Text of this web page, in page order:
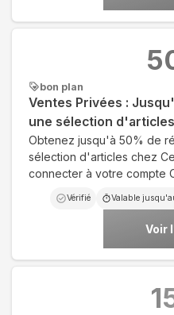
bon plan
Ventes Privées :
une sélection d'articles
Obtenez jusqu'à 50% de
sélection d'articles chez
connecter à votre compte
Vérifié Valable
Voir